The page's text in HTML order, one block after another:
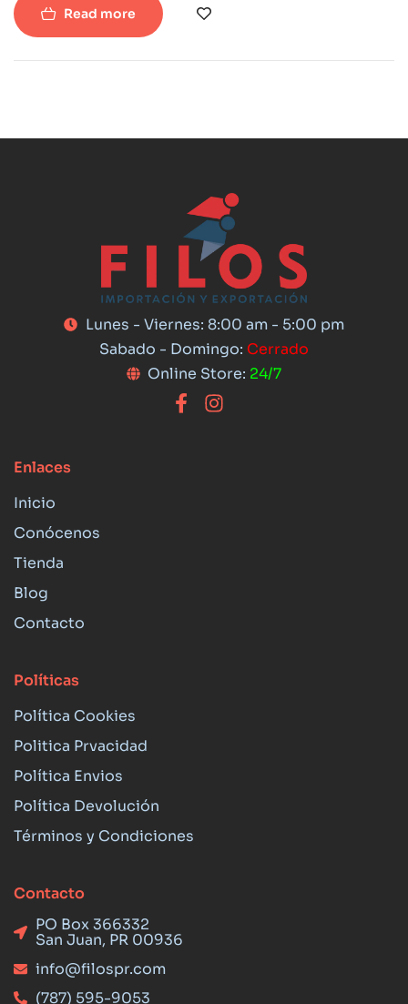
Read more
Lunes - Viernes: 8:00 am - 5:00 pm
Sabado - Domingo: Cerrado
Online Store: 24/7
Enlaces
Inicio
Conócenos
Tienda
Blog
Contacto
Políticas
Política Cookies
Politica Prvacidad
Política Envios
Política Devolución
Términos y Condiciones
Contacto
PO Box 366332
San Juan, PR 00936
info@filospr.com
(787) 595-9053